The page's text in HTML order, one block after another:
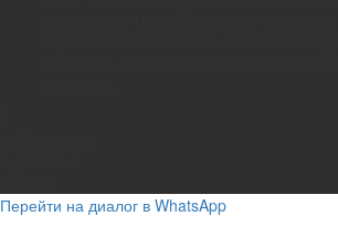
Перейти на диалог в WhatsApp